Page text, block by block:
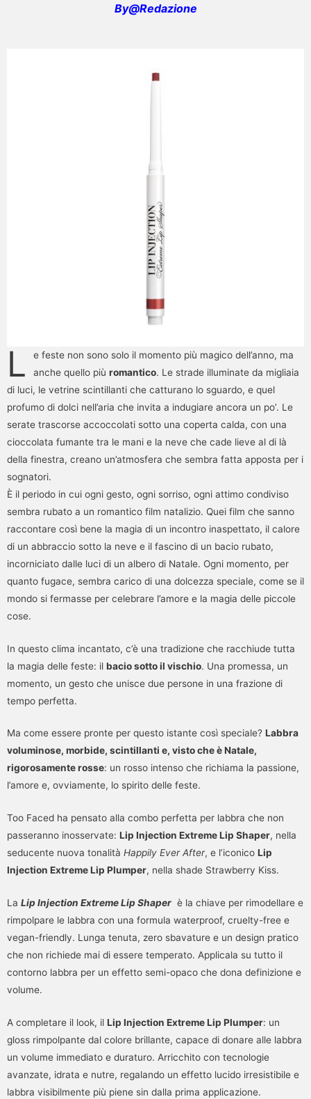
By@Redazione
L
e feste non sono solo il momento più magico dell’anno, ma
anche quello più romantico. Le strade illuminate da migliaia
di luci, le vetrine scintillanti che catturano lo sguardo, e quel
profumo di dolci nell’aria che invita a indugiare ancora un po’. Le
serate trascorse accoccolati sotto una coperta calda, con una
cioccolata fumante tra le mani e la neve che cade lieve al di là
della finestra, creano un’atmosfera che sembra fatta apposta per i
sognatori.
È il periodo in cui ogni gesto, ogni sorriso, ogni attimo condiviso
sembra rubato a un romantico film natalizio. Quei film che sanno
raccontare così bene la magia di un incontro inaspettato, il calore
di un abbraccio sotto la neve e il fascino di un bacio rubato,
incorniciato dalle luci di un albero di Natale. Ogni momento, per
quanto fugace, sembra carico di una dolcezza speciale, come se il
mondo si fermasse per celebrare l’amore e la magia delle piccole
cose.
In questo clima incantato, c’è una tradizione che racchiude tutta
la magia delle feste: il bacio sotto il vischio. Una promessa, un
momento, un gesto che unisce due persone in una frazione di
tempo perfetta.
Ma come essere pronte per questo istante così speciale? Labbra
voluminose, morbide, scintillanti e, visto che è Natale,
rigorosamente rosse: un rosso intenso che richiama la passione,
l’amore e, ovviamente, lo spirito delle feste.
Too Faced ha pensato alla combo perfetta per labbra che non
passeranno inosservate: Lip Injection Extreme Lip Shaper, nella
seducente nuova tonalità Happily Ever After, e l’iconico Lip
Injection Extreme Lip Plumper, nella shade Strawberry Kiss.
La Lip Injection Extreme Lip Shaper è la chiave per rimodellare e
rimpolpare le labbra con una formula waterproof, cruelty-free e
vegan-friendly. Lunga tenuta, zero sbavature e un design pratico
che non richiede mai di essere temperato. Applicala su tutto il
contorno labbra per un effetto semi-opaco che dona definizione e
volume.
A completare il look, il Lip Injection Extreme Lip Plumper: un
gloss rimpolpante dal colore brillante, capace di donare alle labbra
un volume immediato e duraturo. Arricchito con tecnologie
avanzate, idrata e nutre, regalando un effetto lucido irresistibile e
labbra visibilmente più piene sin dalla prima applicazione.